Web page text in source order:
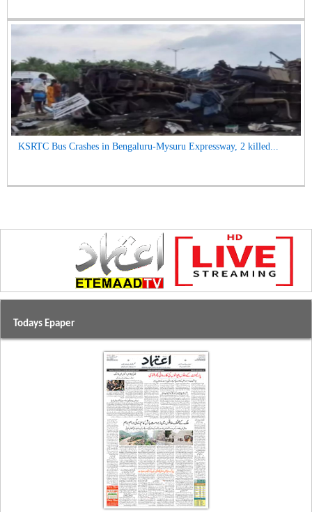
KSRTC Bus Crashes in Bengaluru-Mysuru Expressway, 2 killed...
Todays Epaper